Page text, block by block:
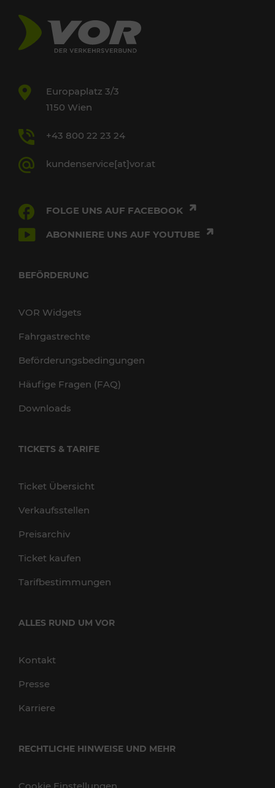
Europaplatz 3/3
1150 Wien
+43 800 22 23 24
kundenservice[at]vor.at
FOLGE UNS AUF FACEBOOK
ABONNIERE UNS AUF YOUTUBE
BEFÖRDERUNG
VOR Widgets
Fahrgastrechte
Beförderungsbedingungen
Häufige Fragen (FAQ)
Downloads
TICKETS & TARIFE
Ticket Übersicht
Verkaufsstellen
Preisarchiv
Ticket kaufen
Tarifbestimmungen
ALLES RUND UM VOR
Kontakt
Presse
Karriere
RECHTLICHE HINWEISE UND MEHR